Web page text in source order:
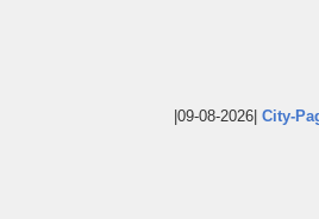
|09-08-2026| City-